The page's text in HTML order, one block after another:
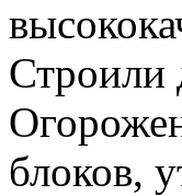
Строили
блоков,